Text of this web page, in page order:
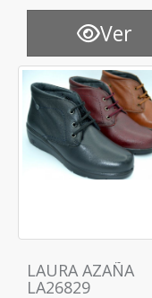
Ver
LAURA AZAÑA
LA26829